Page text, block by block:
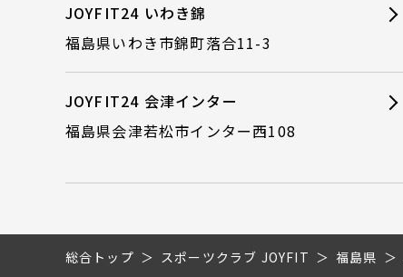
JOYFIT24 いわき錦
福島県いわき市錦町落合11-3
JOYFIT24 会津インター
福島県会津若松市インター西108
総合トップ スポーツクラブ JOYFIT 福島県